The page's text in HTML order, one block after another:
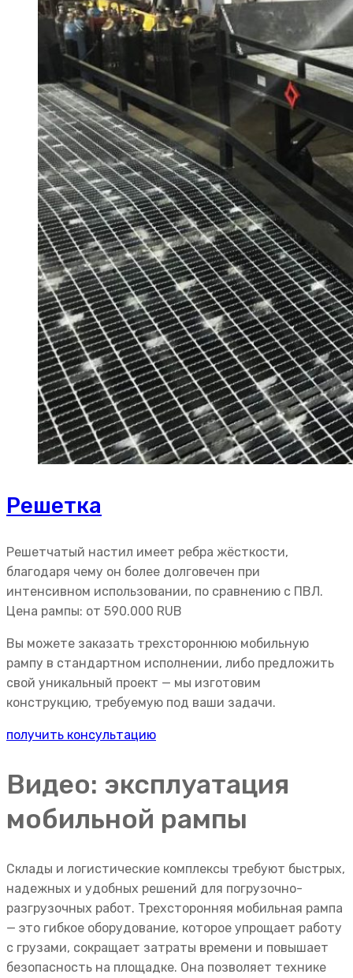
Решетка
Решетчатый настил имеет ребра жёсткости,
благодаря чему он более долговечен при
интенсивном использовании, по сравнению с ПВЛ.
Цена рампы: от 590.000 RUB
Вы можете заказать трехстороннюю мобильную
рампу в стандартном исполнении, либо предложить
свой уникальный проект — мы изготовим
конструкцию, требуемую под ваши задачи.
получить консультацию
Видео: эксплуатация
мобильной рампы
Склады и логистические комплексы требуют быстрых,
надежных и удобных решений для погрузочно-
разгрузочных работ. Трехсторонняя мобильная рампа
— это гибкое оборудование, которое упрощает работу
с грузами, сокращает затраты времени и повышает
безопасность на площадке. Она позволяет технике